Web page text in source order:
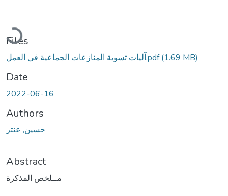
Loading...
Files
آليات تسوية المنازعات الجماعية في العمل.pdf(1.69 MB)
Date
2022-06-16
Authors
حسين, عنتر
Abstract
مــلخص المذكرة